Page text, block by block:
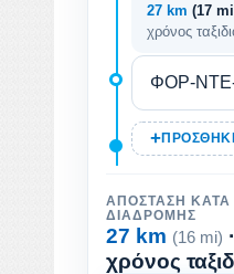
27 km (17
χρόνος
ΑΠΌΣΤΑΣΗ
ΔΙΑΔΡΟΜΉΣ
27 km (16 mi)
χρόνος